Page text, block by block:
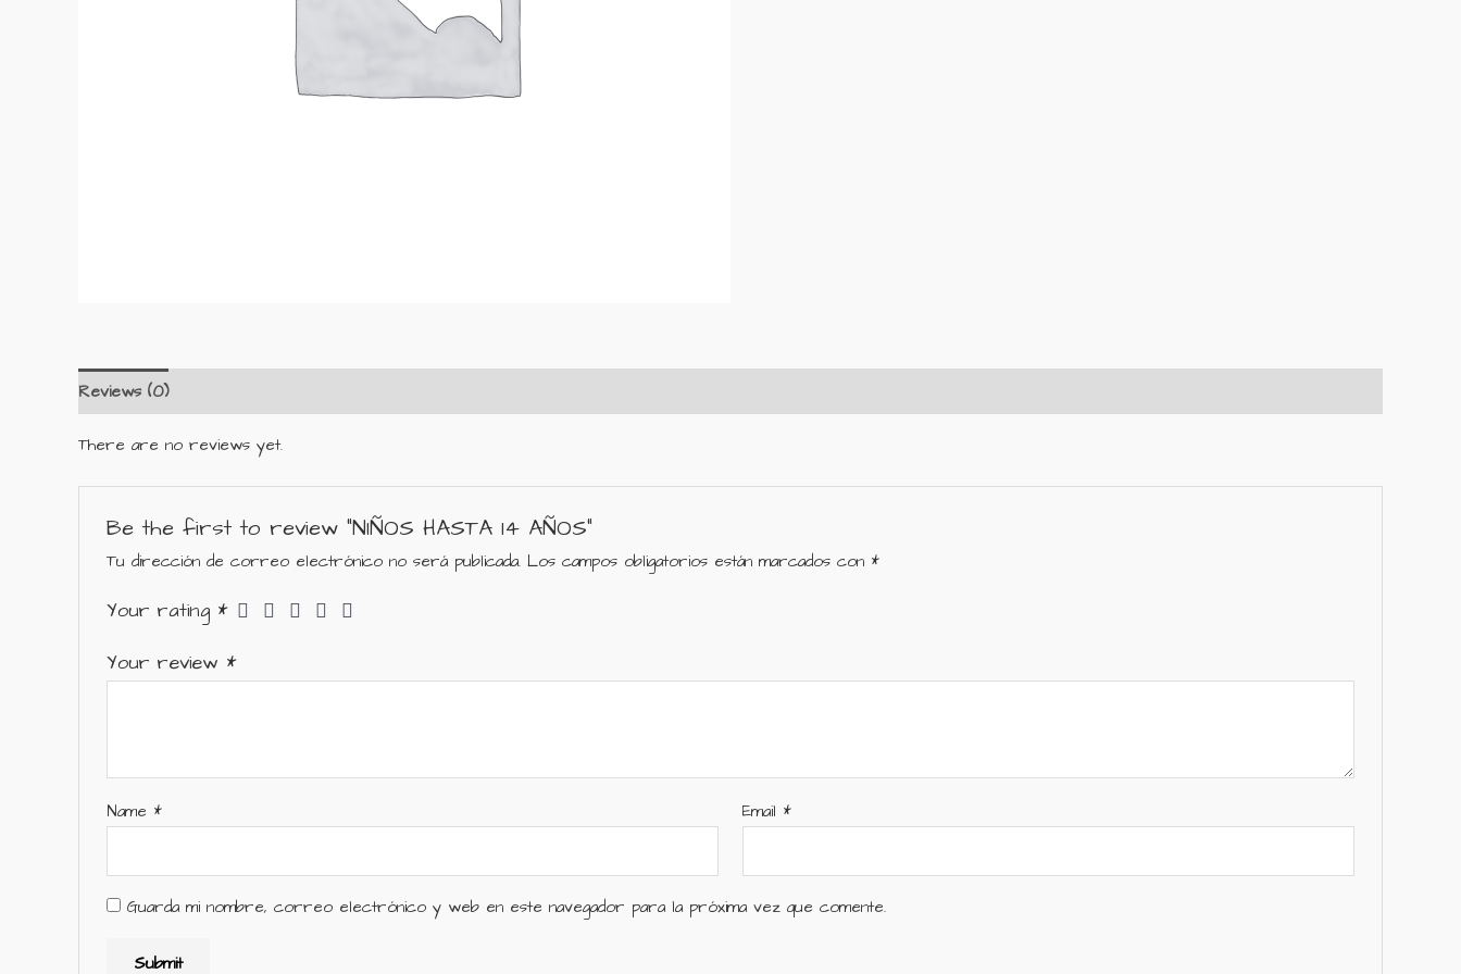
Reviews (0)
There are no reviews yet.
Be the first to review “NIÑOS HASTA 14 AÑOS”
Tu dirección de correo electrónico no será publicada. Los campos obligatorios están marcados con *
Your rating *
Your review *
Name * Email *
Guarda mi nombre, correo electrónico y web en este navegador para la próxima vez que comente.